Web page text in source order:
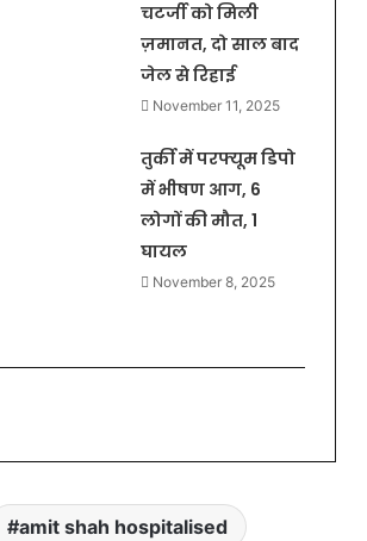
चटर्जी को मिली
ज़मानत, दो साल बाद
जेल से रिहाई
November 11, 2025
तुर्की में परफ्यूम डिपो
में भीषण आग, 6
लोगों की मौत, 1
घायल
November 8, 2025
amit shah hospitalised